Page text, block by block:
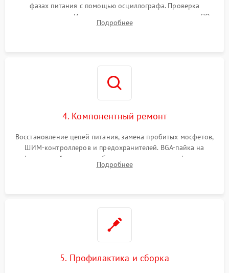
фазах питания с помощью осциллографа. Проверка
инициализации. Использование специализированного ПО
MATS
Подробнее
4. Компонентный ремонт
Восстановление цепей питания, замена пробитых мосфетов,
ШИМ-контроллеров и предохранителей. BGA-пайка на
инфракрасной станции реболлинг или замена графического
чипа и дефектной памяти GDDR. Прошивка BIOS
Подробнее
5. Профилактика и сборка